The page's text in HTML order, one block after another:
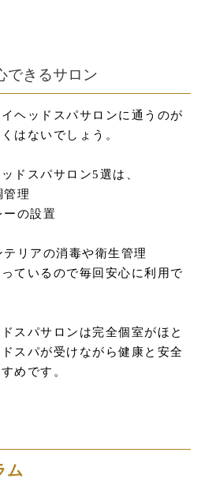
できるサロン
ヘッドスパサロンに通うのが
はないでしょう。
ドスパサロン5選は、
管理
ーの設置
リアの消毒や衛生管理
ているので毎回安心に利用で
スパサロンは完全個室がほと
スパが受けながら健康と安全
めです。
ム